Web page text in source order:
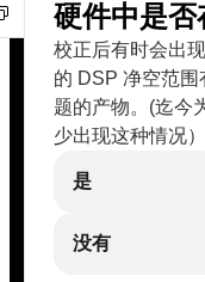
硬件中是否
校正后有时会出
的 DSP 净空范
题的产物。(迄今
少出现这种情况）
是
没有